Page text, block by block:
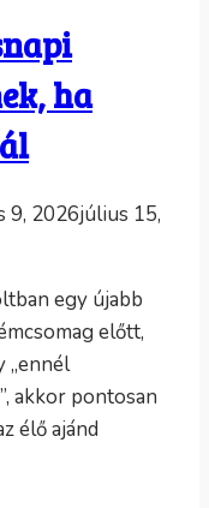
ha
9, 2026július 15,
egy újabb
előtt,
„ennél
akkor pontosan
élő ajánd